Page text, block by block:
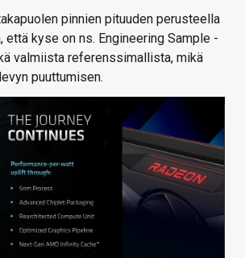
pinnien pituuden perusteella
että kyse on ns. Engineering Sample -
valmiista referenssimallista, mikä
puuttumisen.